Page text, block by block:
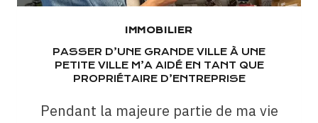
IMMOBILIER
PASSER D’UNE GRANDE VILLE À UNE
PETITE VILLE M’A AIDÉ EN TANT QUE
PROPRIÉTAIRE D’ENTREPRISE
Pendant la majeure partie de ma vie